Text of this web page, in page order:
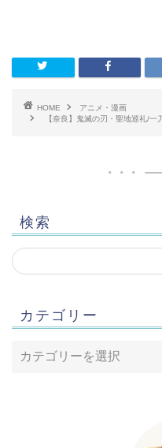
HOME
アニメ・漫画
【奈良】鬼滅の刃・聖地巡礼/
検索
カテゴリー